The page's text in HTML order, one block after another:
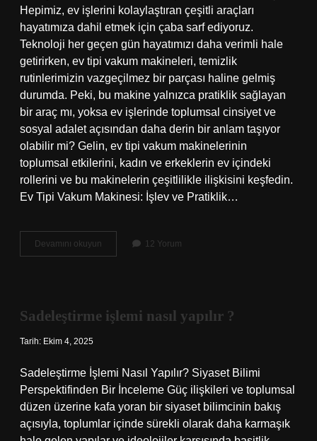
Hepimiz, ev işlerini kolaylaştıran çeşitli araçları
hayatımıza dahil etmek için çaba sarf ediyoruz.
Teknoloji her geçen gün hayatımızı daha verimli hale
getirirken, ev tipi vakum makineleri, temizlik
rutinlerimizin vazgeçilmez bir parçası haline gelmiş
durumda. Peki, bu makine yalnızca pratiklik sağlayan
bir araç mı, yoksa ev işlerinde toplumsal cinsiyet ve
sosyal adalet açısından daha derin bir anlam taşıyor
olabilir mi? Gelin, ev tipi vakum makinelerinin
toplumsal etkilerini, kadın ve erkeklerin ev içindeki
rollerini ve bu makinelerin çeşitlilikle ilişkisini keşfedin.
Ev Tipi Vakum Makinesi: İşlev ve Pratiklik…
Devamını okuyun
tipi
yarar
12 Yorum
Sadeleştirme işlemi nasıl yapılır ?
Tarih: Ekim 4, 2025
Sadeleştirme İşlemi Nasıl Yapılır? Siyaset Bilimi
Perspektifinden Bir İnceleme Güç ilişkileri ve toplumsal
düzen üzerine kafa yoran bir siyaset bilimcinin bakış
açısıyla, toplumlar içinde sürekli olarak daha karmaşık